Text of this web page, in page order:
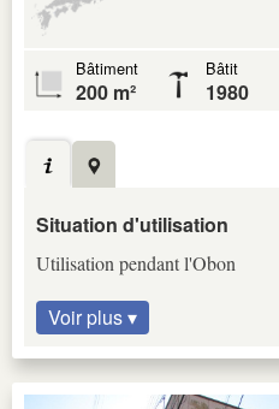
Bâtiment
200 m²
Bâtit
1980
Situation d'utilisation
Utilisation pendant l'Obon
Voir plus ▾